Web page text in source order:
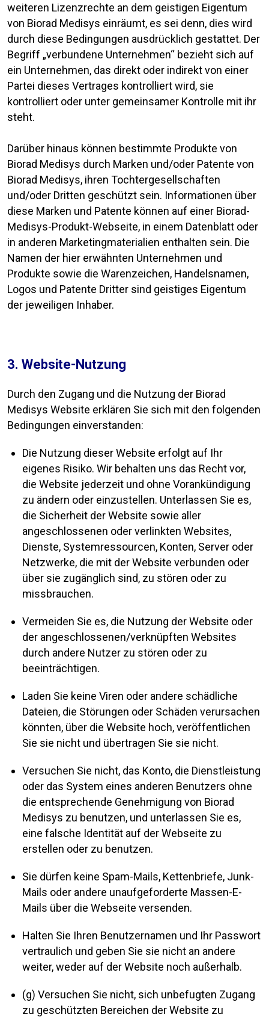
weiteren Lizenzrechte an dem geistigen Eigentum
von Biorad Medisys einräumt, es sei denn, dies wird
durch diese Bedingungen ausdrücklich gestattet. Der
Begriff „verbundene Unternehmen“ bezieht sich auf
ein Unternehmen, das direkt oder indirekt von einer
Partei dieses Vertrages kontrolliert wird, sie
kontrolliert oder unter gemeinsamer Kontrolle mit ihr
steht.
Darüber hinaus können bestimmte Produkte von
Biorad Medisys durch Marken und/oder Patente von
Biorad Medisys, ihren Tochtergesellschaften
und/oder Dritten geschützt sein. Informationen über
diese Marken und Patente können auf einer Biorad-
Medisys-Produkt-Webseite, in einem Datenblatt oder
in anderen Marketingmaterialien enthalten sein. Die
Namen der hier erwähnten Unternehmen und
Produkte sowie die Warenzeichen, Handelsnamen,
Logos und Patente Dritter sind geistiges Eigentum
der jeweiligen Inhaber.
3. Website-Nutzung
Durch den Zugang und die Nutzung der Biorad
Medisys Website erklären Sie sich mit den folgenden
Bedingungen einverstanden:
Die Nutzung dieser Website erfolgt auf Ihr
eigenes Risiko. Wir behalten uns das Recht vor,
die Website jederzeit und ohne Vorankündigung
zu ändern oder einzustellen. Unterlassen Sie es,
die Sicherheit der Website sowie aller
angeschlossenen oder verlinkten Websites,
Dienste, Systemressourcen, Konten, Server oder
Netzwerke, die mit der Website verbunden oder
über sie zugänglich sind, zu stören oder zu
missbrauchen.
Vermeiden Sie es, die Nutzung der Website oder
der angeschlossenen/verknüpften Websites
durch andere Nutzer zu stören oder zu
beeinträchtigen.
Laden Sie keine Viren oder andere schädliche
Dateien, die Störungen oder Schäden verursachen
könnten, über die Website hoch, veröffentlichen
Sie sie nicht und übertragen Sie sie nicht.
Versuchen Sie nicht, das Konto, die Dienstleistung
oder das System eines anderen Benutzers ohne
die entsprechende Genehmigung von Biorad
Medisys zu benutzen, und unterlassen Sie es,
eine falsche Identität auf der Webseite zu
erstellen oder zu benutzen.
Sie dürfen keine Spam-Mails, Kettenbriefe, Junk-
Mails oder andere unaufgeforderte Massen-E-
Mails über die Webseite versenden.
Halten Sie Ihren Benutzernamen und Ihr Passwort
vertraulich und geben Sie sie nicht an andere
weiter, weder auf der Website noch außerhalb.
(g) Versuchen Sie nicht, sich unbefugten Zugang
zu geschützten Bereichen der Website zu